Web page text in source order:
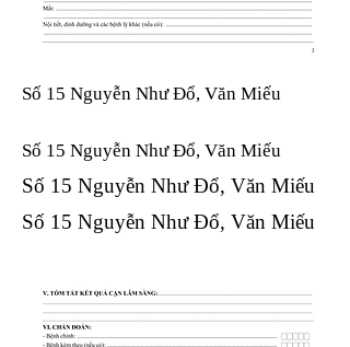
Số 15 Nguyễn Như Đổ, Văn Miếu
Số 15 Nguyễn Như Đổ, Văn Miếu​​​​
Số 15 Nguyễn Như Đổ, Văn Miếu​​​​
Số 15 Nguyễn Như Đổ, Văn Miếu​​​​